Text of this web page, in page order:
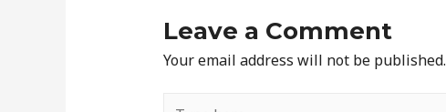
Leave a Comment
Your email address will not be published.